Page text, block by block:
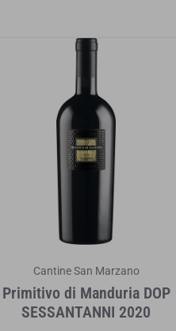
Cantine San Marzano
Primitivo di Manduria DOP
SESSANTANNI 2020